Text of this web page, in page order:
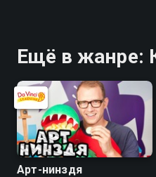
Ещё в жанре:
Арт-нинздя